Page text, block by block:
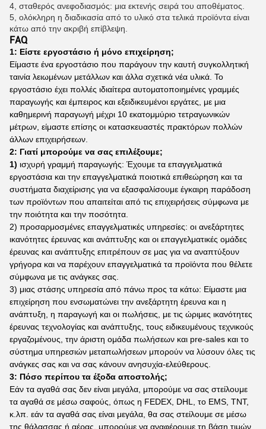
4, σταθερός ανεφοδιασμός: μια εκτενής σειρά του αποθέματος.
5, ολόκληρη η διαδικασία από το υλικό στα τελικά προϊόντα είναι
κάτω από την ακριβή επίβλεψη.
FAQ
1: Είστε εργοστάσιο ή μόνο επιχείρηση;
Είμαστε ένα εργοστάσιο που παράγουν την καυτή συγκολλητική
ταινία λειωμένων μετάλλων και άλλα σχετικά νέα υλικά. Το
εργοστάσιο έχει πολλές ιδιαίτερα αυτοματοποιημένες γραμμές
παραγωγής και έμπειρος και εξειδικευμένοι εργάτες, με μια
καθημερινή παραγωγή μέχρι 10 εκατομμύριο τετραγωνικών
μέτρων, είμαστε επίσης οι κατασκευαστές πρακτόρων πολλών
άλλων επιχειρήσεων.
2: Γιατί μπορούμε να σας επιλέξουμε;
1) ισχυρή γραμμή παραγωγής: Έχουμε τα επαγγελματικά
εργοστάσια και την επαγγελματικά ποιοτικά επιθεώρηση και τα
συστήματα διαχείρισης για να εξασφαλίσουμε έγκαιρη παράδοση
των προϊόντων που απαιτείται από τις επιχειρήσεις σύμφωνα με
την ποιότητα και την ποσότητα.
2) προσαρμοσμένες επαγγελματικές υπηρεσίες: οι ανεξάρτητες
ικανότητες έρευνας και ανάπτυξης και οι επαγγελματικές ομάδες
έρευνας και ανάπτυξης επιτρέπουν σε μας για να αναπτύξουν
γρήγορα και να παρέχουν επαγγελματικά τα προϊόντα που θέλετε
σύμφωνα με τις ανάγκες σας.
3) μιας στάσης υπηρεσία από πάνω προς τα κάτω: Είμαστε μια
επιχείρηση που ενσωματώνει την ανεξάρτητη έρευνα και η
ανάπτυξη, η παραγωγή και οι πωλήσεις, με τις ώριμες ικανότητες
έρευνας τεχνολογίας και ανάπτυξης, τους ειδικευμένους τεχνικούς
εργαζομένους, την άριστη ομάδα πωλήσεων και pre-sales και το
σύστημα υπηρεσιών μεταπωλήσεων μπορούν να λύσουν όλες τις
ανάγκες σας και να σας κάνουν ανησυχία-ελεύθερους.
3: Πόσο περίπου τα έξοδα αποστολής;
Εάν τα αγαθά σας δεν είναι μεγάλα, μπορούμε να σας στείλουμε
τα αγαθά σε μέσω σαφούς, όπως η FEDEX, DHL, το EMS, TNT,
κ.λπ. εάν τα αγαθά σας είναι μεγάλα, θα σας στείλουμε σε μέσω
της θάλασσας ή αέρας, μπορούμε να αναφέρουμε τη βάση τιμών